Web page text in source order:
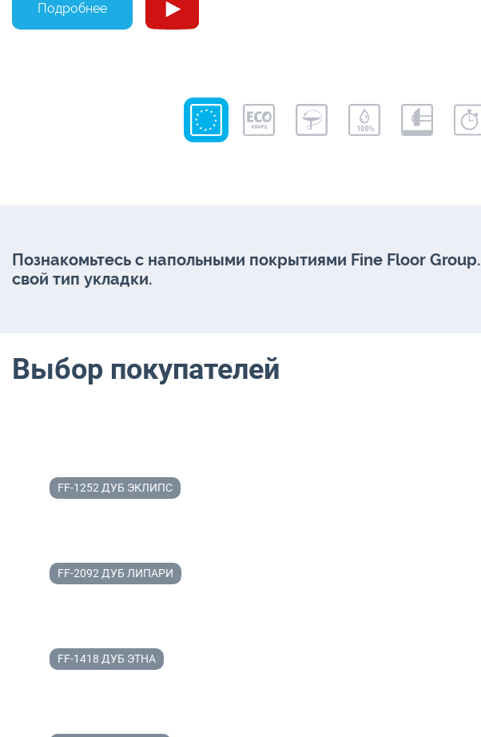
Подробнее
Познакомьтесь с напольными покрытиями Fine Floor
свой тип укладки.
Выбор покупателей
FF-1252 ДУБ ЭКЛИПС
FF-2092 ДУБ ЛИПАРИ
FF-1418 ДУБ ЭТНА